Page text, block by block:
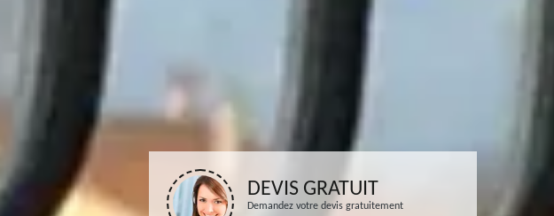
DEVIS GRATUIT
Demandez votre devis gratuitement